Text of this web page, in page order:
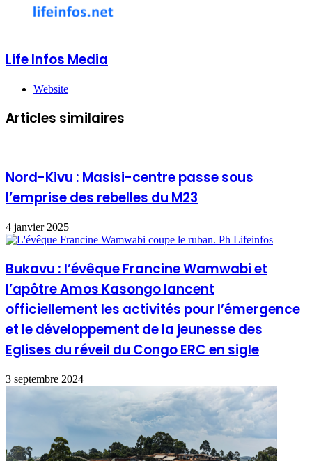
Life Infos Media
Website
Articles similaires
Nord-Kivu : Masisi-centre passe sous
l’emprise des rebelles du M23
4 janvier 2025
Bukavu : l’évêque Francine Wamwabi et
l’apôtre Amos Kasongo lancent
officiellement les activités pour l’émergence
et le développement de la jeunesse des
Eglises du réveil du Congo ERC en sigle
3 septembre 2024